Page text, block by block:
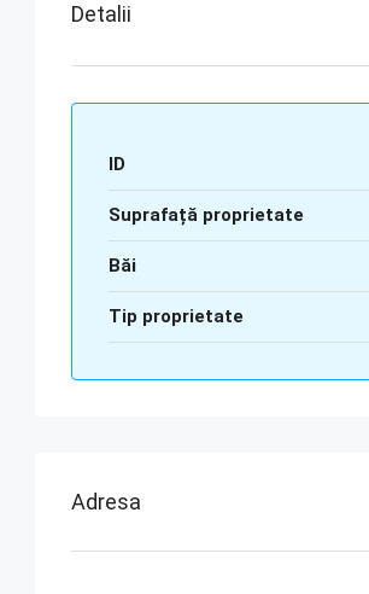
Detalii
ID
Suprafață proprietate
Băi
Tip proprietate
Adresa